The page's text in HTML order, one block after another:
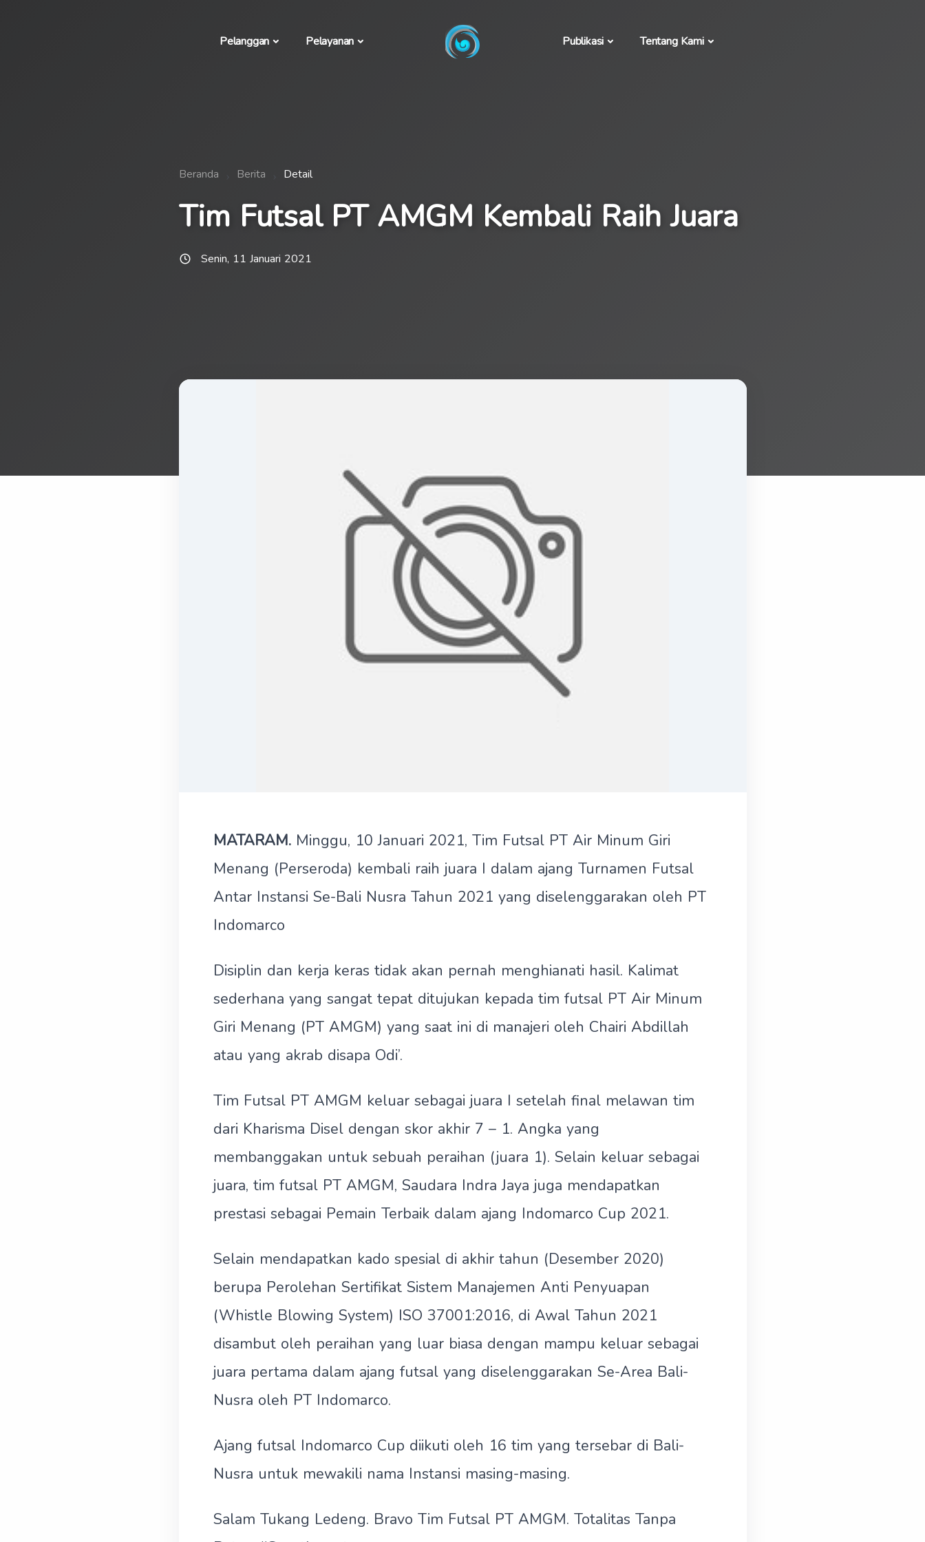
Pelanggan Pelayanan Publikasi Tentang Kami
Beranda Berita Detail
Tim Futsal PT AMGM Kembali Raih Juara
Senin, 11 Januari 2021
MATARAM. Minggu, 10 Januari 2021, Tim Futsal PT Air Minum Giri
Menang (Perseroda) kembali raih juara I dalam ajang Turnamen Futsal
Antar Instansi Se-Bali Nusra Tahun 2021 yang diselenggarakan oleh PT
Indomarco
Disiplin dan kerja keras tidak akan pernah menghianati hasil. Kalimat
sederhana yang sangat tepat ditujukan kepada tim futsal PT Air Minum
Giri Menang (PT AMGM) yang saat ini di manajeri oleh Chairi Abdillah
atau yang akrab disapa Odi’.
Tim Futsal PT AMGM keluar sebagai juara I setelah final melawan tim
dari Kharisma Disel dengan skor akhir 7 – 1. Angka yang
membanggakan untuk sebuah peraihan (juara 1). Selain keluar sebagai
juara, tim futsal PT AMGM, Saudara Indra Jaya juga mendapatkan
prestasi sebagai Pemain Terbaik dalam ajang Indomarco Cup 2021.
Selain mendapatkan kado spesial di akhir tahun (Desember 2020)
berupa Perolehan Sertifikat Sistem Manajemen Anti Penyuapan
(Whistle Blowing System) ISO 37001:2016, di Awal Tahun 2021
disambut oleh peraihan yang luar biasa dengan mampu keluar sebagai
juara pertama dalam ajang futsal yang diselenggarakan Se-Area Bali-
Nusra oleh PT Indomarco.
Ajang futsal Indomarco Cup diikuti oleh 16 tim yang tersebar di Bali-
Nusra untuk mewakili nama Instansi masing-masing.
Salam Tukang Ledeng. Bravo Tim Futsal PT AMGM. Totalitas Tanpa